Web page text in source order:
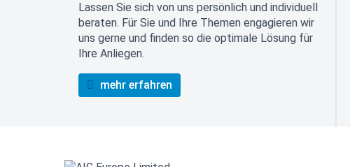
Lassen Sie sich von uns persönlich und individuell
beraten. Für Sie und Ihre Themen engagieren wir
uns gerne und finden so die optimale Lösung für
Ihre Anliegen.
mehr erfahren